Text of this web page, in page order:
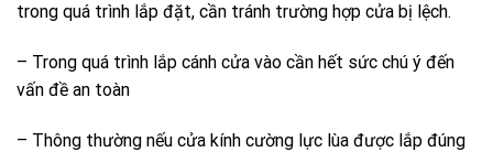
trong quá trình lắp đặt, cần tránh trường hợp cửa bị lệch.
– Trong quá trình lắp cánh cửa vào cần hết sức chú ý đến
vấn đề an toàn
– Thông thường nếu cửa kính cường lực lùa được lắp đúng